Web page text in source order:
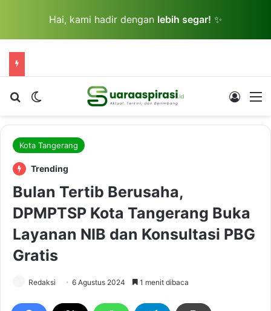
Hai, kami hadir dengan lebih segar! ✨
Cari berita...Switch skin Log In
Kota Tangerang
Trending
Bulan Tertib Berusaha,
DPMPTSP Kota Tangerang Buka
Layanan NIB dan Konsultasi PBG
Gratis
Redaksi 6 Agustus 2024 1 menit dibaca